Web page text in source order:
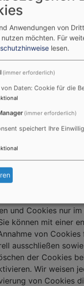
wir ein
Zeit
lediglich eine
(z.B:
feststellen kann,
gleichen Nutzer
in
Cookie, das ca.
der Nutzung von
Inhalte zugestimmt
und Cookies nur im
können mit einer
von
ausschließen
der Cookies
Wir weisen
von Cookies
Anwendungen von
möchten. Für
lesen.
(immer erforderlich)
von Daten: Cookie für die
(immer erforderlich)
speichert Ihre